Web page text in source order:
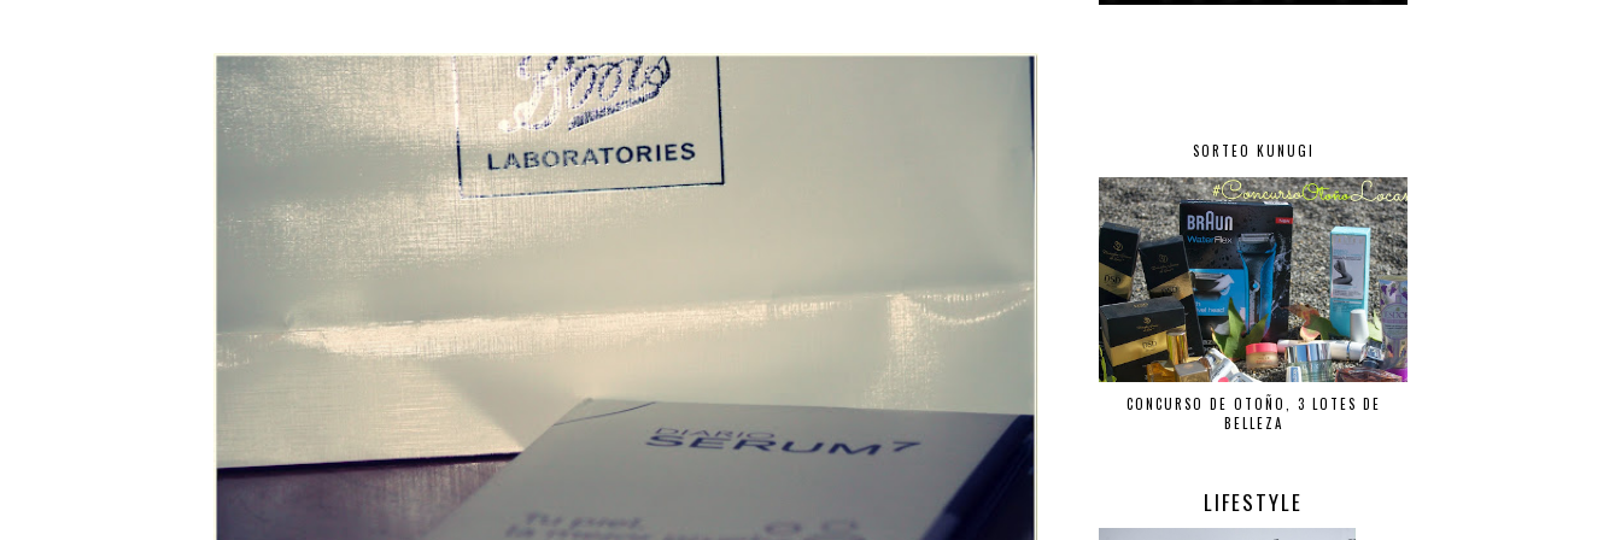
SORTEO KUNUGI
CONCURSO DE OTOÑO, 3 LOTES DE
BELLEZA
LIFESTYLE